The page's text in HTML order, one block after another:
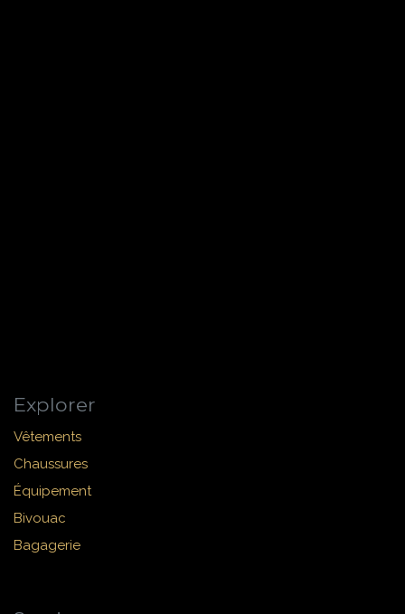
Explorer
Vêtements
Chaussures
Équipement
Bivouac
Bagagerie